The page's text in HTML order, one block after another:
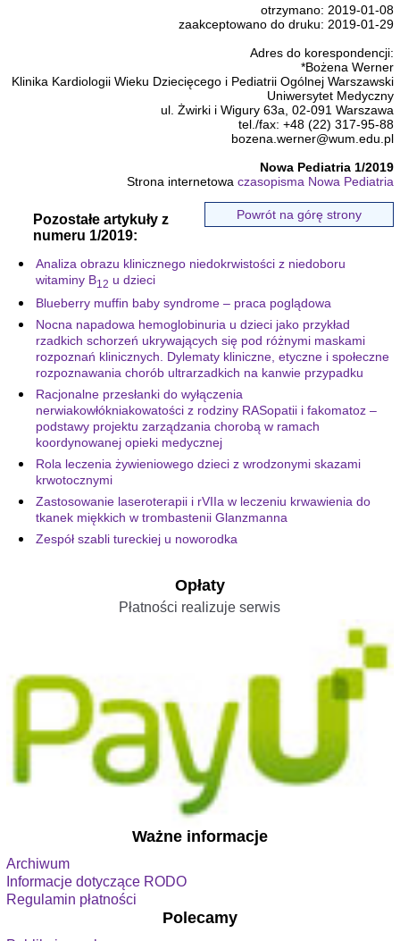
otrzymano: 2019-01-08
zaakceptowano do druku: 2019-01-29
Adres do korespondencji:
*Bożena Werner
Klinika Kardiologii Wieku Dziecięcego i Pediatrii Ogólnej Warszawski
Uniwersytet Medyczny
ul. Żwirki i Wigury 63a, 02-091 Warszawa
tel./fax: +48 (22) 317-95-88
bozena.werner@wum.edu.pl
Nowa Pediatria 1/2019
Strona internetowaczasopisma Nowa Pediatria
Powrót na górę strony
Pozostałe artykuły z
numeru 1/2019:
Analiza obrazu klinicznego niedokrwistości z niedoboru
witaminy B12 u dzieci
Blueberry muffin baby syndrome – praca poglądowa
Nocna napadowa hemoglobinuria u dzieci jako przykład
rzadkich schorzeń ukrywających się pod różnymi maskami
rozpoznań klinicznych. Dylematy kliniczne, etyczne i społeczne
rozpoznawania chorób ultrarzadkich na kanwie przypadku
Racjonalne przesłanki do wyłączenia
nerwiakowłókniakowatości z rodziny RASopatii i fakomatoz –
podstawy projektu zarządzania chorobą w ramach
koordynowanej opieki medycznej
Rola leczenia żywieniowego dzieci z wrodzonymi skazami
krwotocznymi
Zastosowanie laseroterapii i rVIIa w leczeniu krwawienia do
tkanek miękkich w trombastenii Glanzmanna
Zespół szabli tureckiej u noworodka
Opłaty
Płatności realizuje serwis
Ważne informacje
Archiwum
Informacje dotyczące RODO
Regulamin płatności
Polecamy